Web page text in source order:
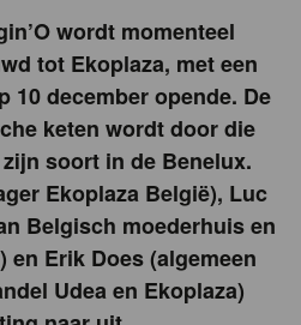
wordt momenteel
tot Ekoplaza, met een
10 december opende. De
keten wordt door die
soort in de Benelux.
Ekoplaza België), Luc
Belgisch moederhuis en
Erik Does (algemeen
Udea en Ekoplaza)